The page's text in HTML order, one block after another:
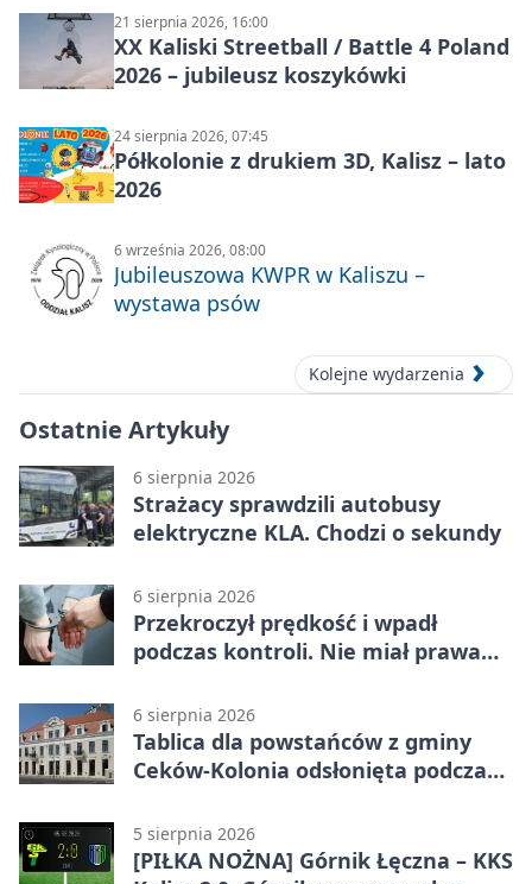
21 sierpnia 2026, 16:00
XX Kaliski Streetball / Battle 4 Poland
2026 – jubileusz koszykówki
24 sierpnia 2026, 07:45
Półkolonie z drukiem 3D, Kalisz – lato
2026
6 września 2026, 08:00
Jubileuszowa KWPR w Kaliszu –
wystawa psów
Kolejne wydarzenia
Ostatnie Artykuły
6 sierpnia 2026
Strażacy sprawdzili autobusy
elektryczne KLA. Chodzi o sekundy
6 sierpnia 2026
Przekroczył prędkość i wpadł
podczas kontroli. Nie miał prawa
6 sierpnia 2026
Tablica dla powstańców z gminy
Ceków-Kolonia odsłonięta podczas
5 sierpnia 2026
[PIŁKA NOŻNA] Górnik Łęczna – KKS